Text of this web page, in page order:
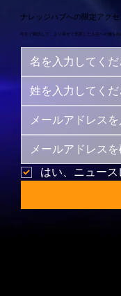
ナレッジハブへの限定アクセ
今すぐ購読して、より幸せで充実した人生への旅を始
はい、ニュース